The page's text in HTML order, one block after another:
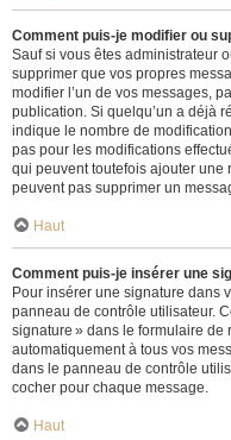
Comment puis-je modifier ou
Sauf si vous êtes administrateur
supprimer que vos propres
modifier l’un de vos messages,
publication. Si quelqu’un a déjà
indique le nombre de
pas pour les modifications
qui peuvent toutefois ajouter une
peuvent pas supprimer un
Haut
Comment puis-je insérer une
Pour insérer une signature dans
panneau de contrôle utilisateur.
signature » dans le formulaire de
automatiquement à tous vos
dans le panneau de contrôle
cocher pour chaque message.
Haut